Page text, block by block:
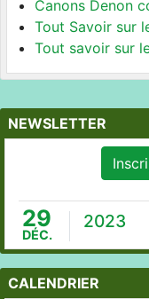
Canons Denon
Tout Savoir sur
Tout savoir sur
NEWSLETTER
29
DÉC.
2023
CALENDRIER